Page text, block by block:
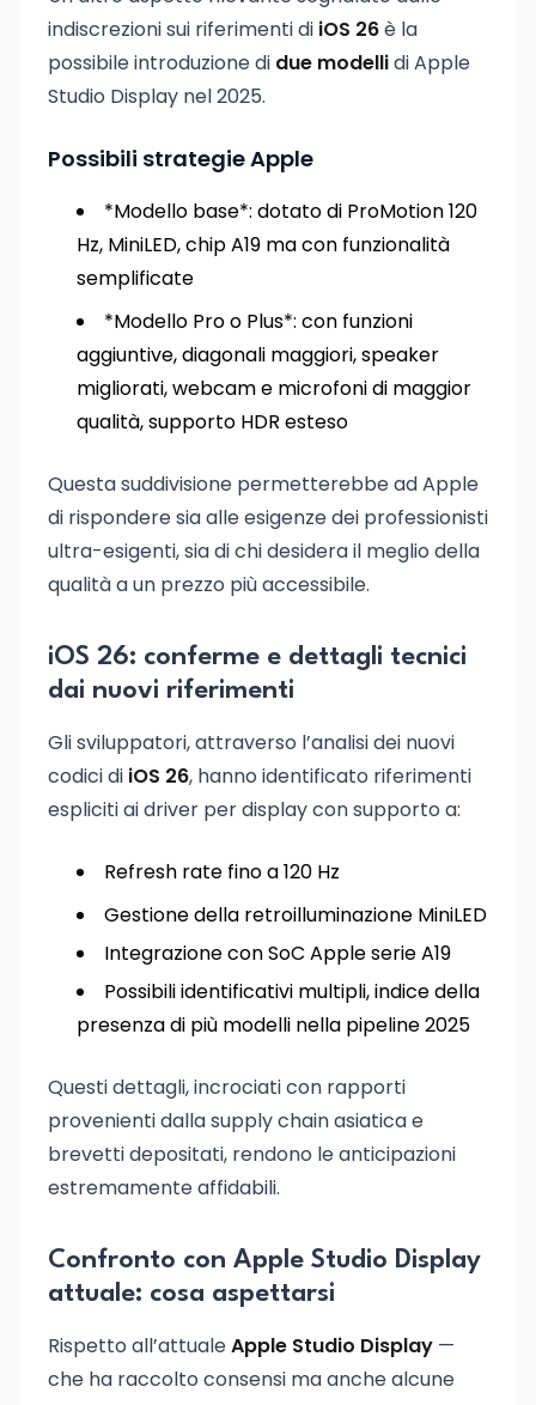
indiscrezioni sui riferimenti di iOS 26è la
possibile introduzione di due modellidi Apple
Studio Display nel 2025.
Possibili strategie Apple
*Modello base*: dotato di ProMotion 120
Hz, MiniLED, chip A19 ma con funzionalità
semplificate
*Modello Pro o Plus*: con funzioni
aggiuntive, diagonali maggiori, speaker
migliorati, webcam e microfoni di maggior
qualità, supporto HDR esteso
Questa suddivisione permetterebbe ad Apple
di rispondere sia alle esigenze dei professionisti
ultra-esigenti, sia di chi desidera il meglio della
qualità a un prezzo più accessibile.
iOS 26: conferme e dettagli tecnici
dai nuovi riferimenti
Gli sviluppatori, attraverso l’analisi dei nuovi
codici di iOS 26, hanno identificato riferimenti
espliciti ai driver per display con supporto a:
Refresh rate fino a 120 Hz
Gestione della retroilluminazione MiniLED
Integrazione con SoC Apple serie A19
Possibili identificativi multipli, indice della
presenza di più modelli nella pipeline 2025
Questi dettagli, incrociati con rapporti
provenienti dalla supply chain asiatica e
brevetti depositati, rendono le anticipazioni
estremamente affidabili.
Confronto con Apple Studio Display
attuale: cosa aspettarsi
Rispetto all’attualeApple Studio Display —
che ha raccolto consensi ma anche alcune